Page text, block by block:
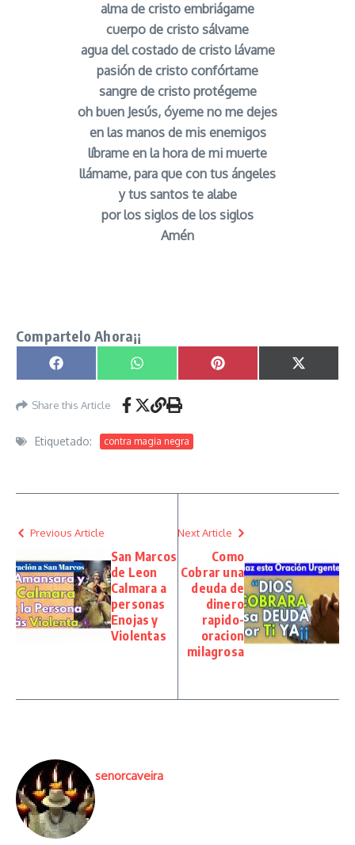
alma de cristo embriágame
cuerpo de cristo sálvame
agua del costado de cristo lávame
pasión de cristo confórtame
sangre de cristo protégeme
oh buen Jesús, óyeme no me dejes
en las manos de mis enemigos
líbrame en la hora de mi muerte
llámame, para que con tus ángeles
y tus santos te alabe
por los siglos de los siglos
Amén
Compartelo Ahora¡¡
Compartir en
Facebook Compartir en
WhatsApp Compartir en
Pinterest
X
(Twitter)
Share this Article
Etiquetado: contra magia negra
Previous Article
San Marcos
de Leon
Calmara a
personas
Enojas y
Violentas
Next Article
Como
Cobrar una
deuda de
dinero
rapido-
oracion
milagrosa
senorcaveira